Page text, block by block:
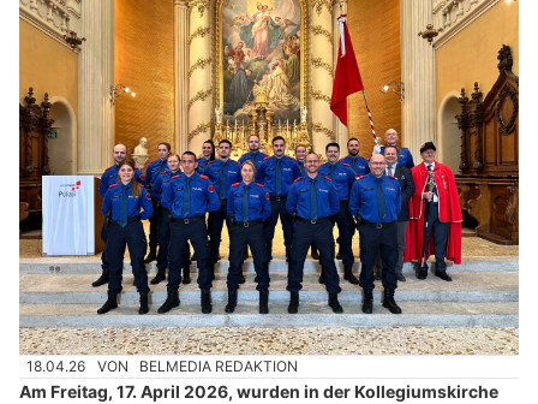
18.04.26 VON BELMEDIA REDAKTION
Am Freitag, 17. April 2026, wurden in der Kollegiumskirche